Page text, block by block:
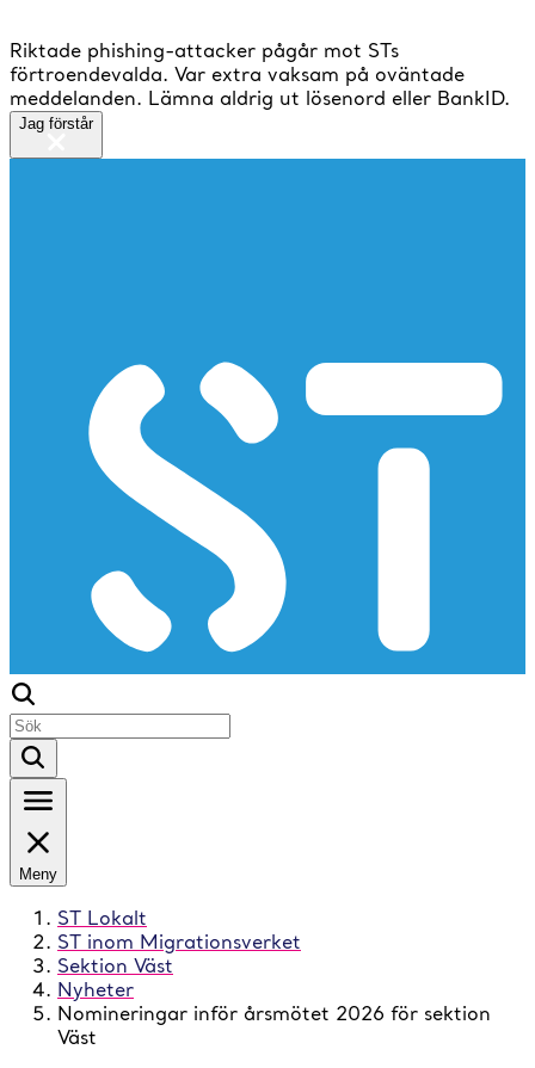
Riktade phishing-attacker pågår mot STs
förtroendevalda. Var extra vaksam på oväntade
meddelanden. Lämna aldrig ut lösenord eller BankID.
Jag förstår
Meny
ST Lokalt
ST inom Migrationsverket
Sektion Väst
Nyheter
Nomineringar inför årsmötet 2026 för sektion
Väst